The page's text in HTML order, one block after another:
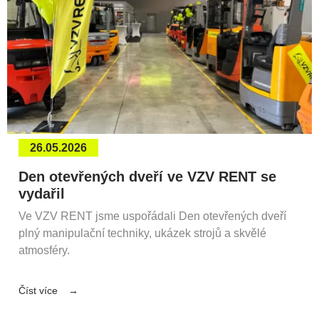
26.05.2026
Den otevřených dveří ve VZV RENT se
vydařil
Ve VZV RENT jsme uspořádali Den otevřených dveří
plný manipulační techniky, ukázek strojů a skvělé
atmosféry.
Číst více